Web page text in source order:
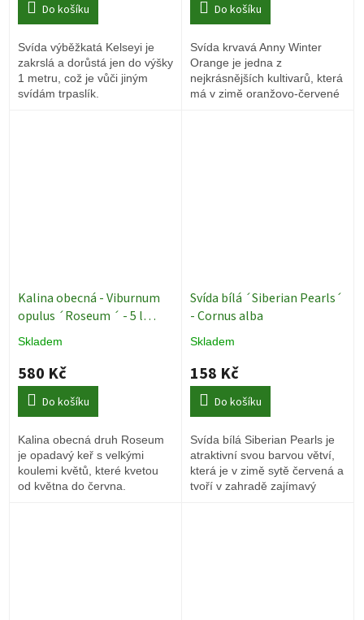
Do košíku
Svída výběžkatá Kelseyi je
zakrslá a dorůstá jen do výšky
1 metru, což je vůči jiným
svídám trpaslík.
Do košíku
Svída krvavá Anny Winter
Orange je jedna z
nejkrásnějších kultivarů, která
má v zimě oranžovo-červené
Kalina obecná - Viburnum
opulus ´Roseum ´ - 5 l
Okrasné keře
Skladem
580 Kč
Do košíku
Kalina obecná druh Roseum
je opadavý keř s velkými
koulemi květů, které kvetou
od května do června.
Svída bílá ´Siberian Pearls´
- Cornus alba
Skladem
158 Kč
Do košíku
Svída bílá Siberian Pearls je
atraktivní svou barvou větví,
která je v zimě sytě červená a
tvoří v zahradě zajímavý